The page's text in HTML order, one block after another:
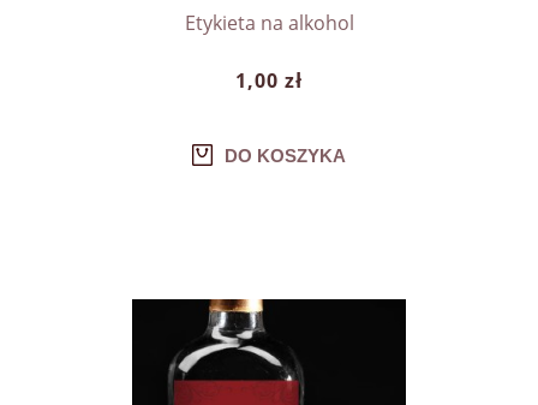
Etykieta na alkohol
1,00 zł
DO KOSZYKA